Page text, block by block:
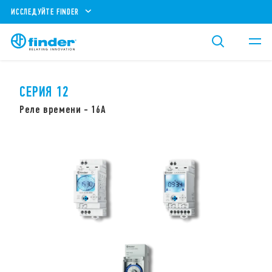
ИССЛЕДУЙТЕ FINDER
СЕРИЯ 12
Реле времени - 16А